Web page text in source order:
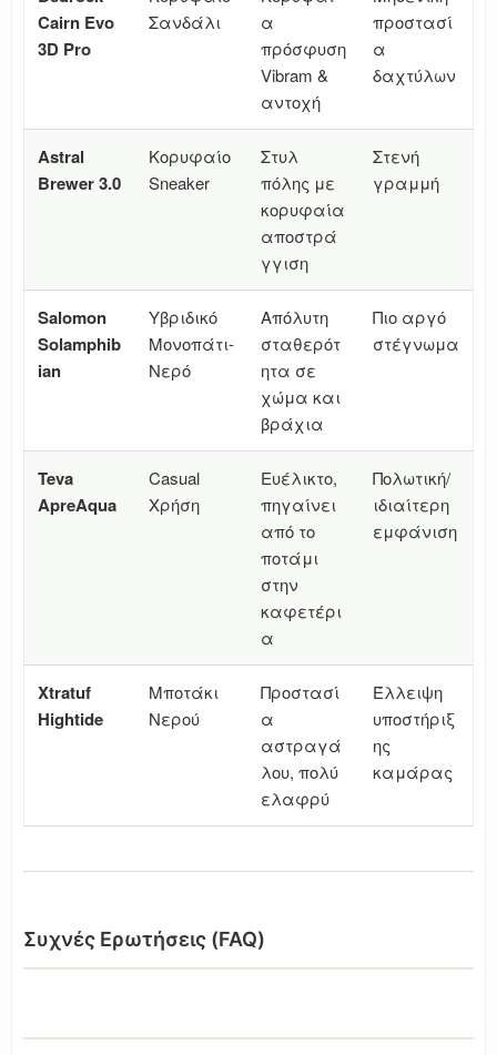
Cairn Evo
3D Pro
Σανδάλι
α
πρόσφυση
Vibram &
αντοχή
προστασί
α
δαχτύλων
Astral
Brewer 3.0
Κορυφαίο
Sneaker
Στυλ
πόλης με
κορυφαία
αποστρά
γγιση
Στενή
γραμμή
Salomon
Solamphib
ian
Υβριδικό
Μονοπάτι-
Νερό
Απόλυτη
σταθερότ
ητα σε
χώμα και
βράχια
Πιο αργό
στέγνωμα
Teva
ApreAqua
Casual
Χρήση
Ευέλικτο,
πηγαίνει
από το
ποτάμι
στην
καφετέρι
α
Πολωτική/
ιδιαίτερη
εμφάνιση
Xtratuf
Hightide
Μποτάκι
Νερού
Προστασί
α
αστραγά
λου, πολύ
ελαφρύ
Έλλειψη
υποστήριξ
ης
καμάρας
Συχνές Ερωτήσεις (FAQ)